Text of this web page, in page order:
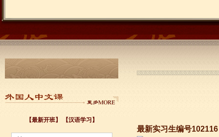
【最新开班】 【汉语学习】
最新实习生编号102116